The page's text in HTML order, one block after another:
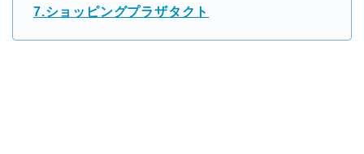
7.ショッピングプラザタクト